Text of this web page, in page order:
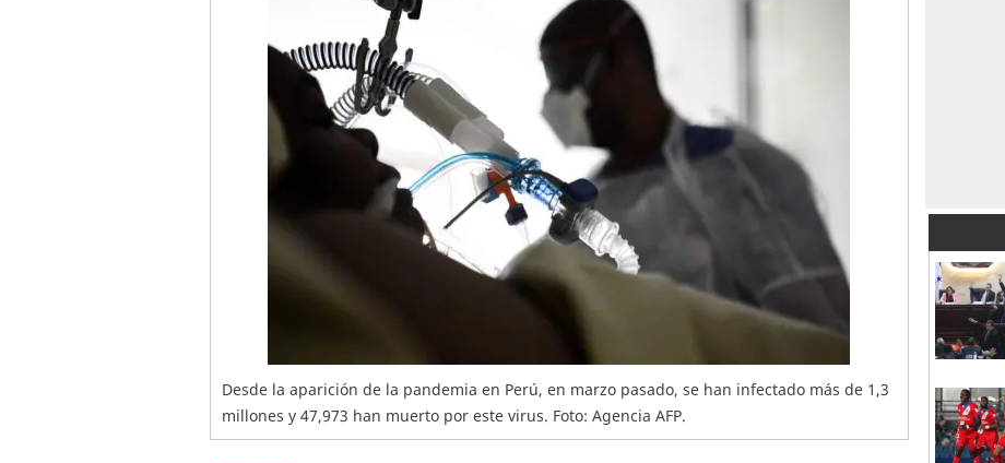
Desde la aparición de la pandemia en Perú, en marzo pasado, se han infectado más de 1,3
millones y 47,973 han muerto por este virus. Foto: Agencia AFP.